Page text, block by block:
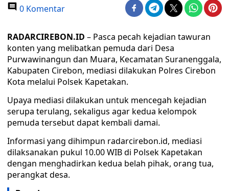
0 Komentar
RADARCIREBON.ID – Pasca pecah kejadian tawuran
konten yang melibatkan pemuda dari Desa
Purwawinangun dan Muara, Kecamatan Suranenggala,
Kabupaten Cirebon, mediasi dilakukan Polres Cirebon
Kota melalui Polsek Kapetakan.
Upaya mediasi dilakukan untuk mencegah kejadian
serupa terulang, sekaligus agar kedua kelompok
pemuda tersebut dapat kembali damai.
Informasi yang dihimpun radarcirebon.id, mediasi
dilaksanakan pukul 10.00 WIB di Polsek Kapetakan
dengan menghadirkan kedua belah pihak, orang tua,
perangkat desa.